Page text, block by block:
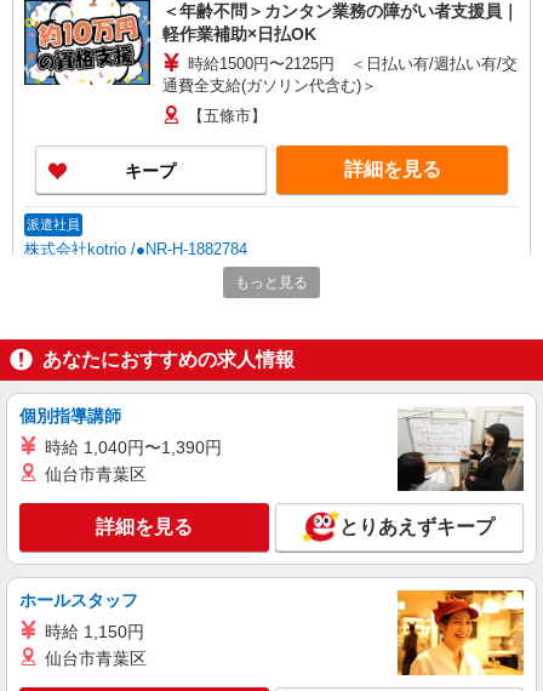
＜年齢不問＞カンタン業務の障がい者支援員｜
軽作業補助×日払OK
時給1500円〜2125円 ＜日払い有/週払い有/交
通費全支給(ガソリン代含む)＞
【五條市】
キープ 詳細を見る
派遣社員
株式会社kotrio /●NR-H-1882784
北宇智駅すぐ⇒キレイな病院で介護補助/事務
作業など
通費全支給(ガソリン代含む)＞
【五條市】
キープ 詳細を見る
株式会社kotrio /●NR-H-2068894
五條市の小さいデイサービス★残業なし♪日勤
のみ◎夜はおうち時間
時給1500円〜2125円 ＜日払い有/週払い有/交
もっと見る
あなたにおすすめの求人情報
個別指導講師
時給 1,040円〜1,390円
仙台市青葉区
詳細を見る とりあえずキープ
ホールスタッフ
時給 1,150円
仙台市青葉区